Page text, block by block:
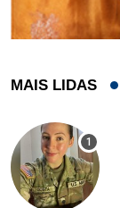
MAIS LIDAS